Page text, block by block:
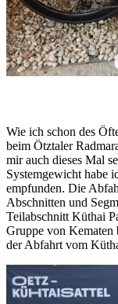
Wie ich schon des
beim Ötztaler
mir auch dieses Mal
Systemgewicht habe
empfunden. Die
Abschnitten und
Teilabschnitt Küthai
Gruppe von Kematen
der Abfahrt vom